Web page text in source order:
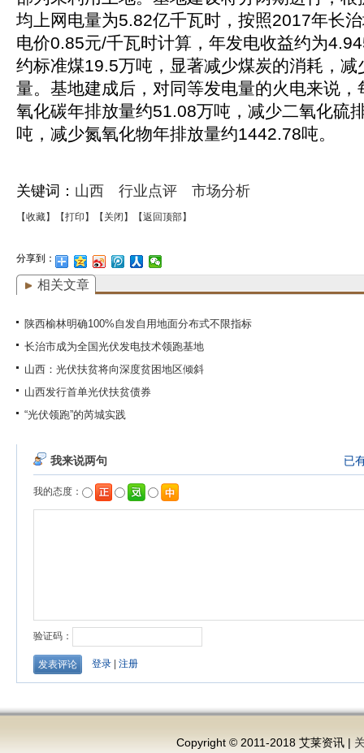
均上网电量为5.82亿千瓦时，按照2017年长
电价0.85元/千瓦时计算，年发电收益约为
约标准煤19.5万吨，显著减少煤炭的消耗，减
量。基地建成后，对同等发电量的火电来说，
氧化碳年排放量约51.08万吨，减少二氧化硫
吨，减少氮氧化物年排放量约1442.78吨。
关键词： 山西 行业点评 市场分析
【收藏】 【打印】 【关闭】 【返回顶部】
分享到：
相关文章
陕西榆林明确100%自发自用地面分布式不限指标
长治市成为全国光伏发电技术领跑基地
山西：光伏扶贫将向深度贫困地区倾斜
山西发行首单光伏扶贫债券
“光伏领跑”的芮城实践
Copyright © 2011-2018 艾莱资讯 |